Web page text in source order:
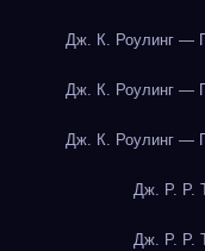
Дж. К. Роулинг —
Дж. К. Роулинг —
Дж. К. Роулинг —
Дж. Р. Р.
Дж. Р. Р.